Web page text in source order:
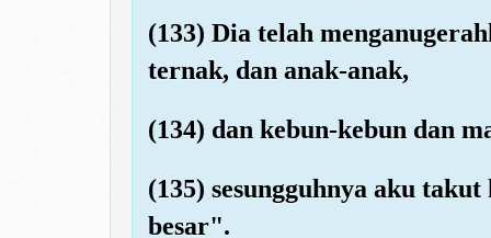
(133) Dia telah
ternak, dan anak-anak,
(134) dan kebun-kebun dan
(135) sesungguhnya aku
besar".